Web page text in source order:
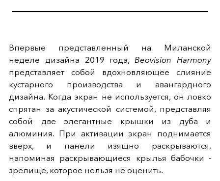
Впервые представленный на Миланской
неделе дизайна 2019 года,Beovision Harmony
представляет собой вдохновляющее слияние
кустарного производства и авангардного
дизайна. Когда экран не используется, он ловко
спрятан за акустической системой, представляя
собой две элегантные крышки из дуба и
алюминия. При активации экран поднимается
вверх, и панели изящно раскрываются,
напоминая раскрывающиеся крылья бабочки -
зрелище, которое нельзя не оценить.